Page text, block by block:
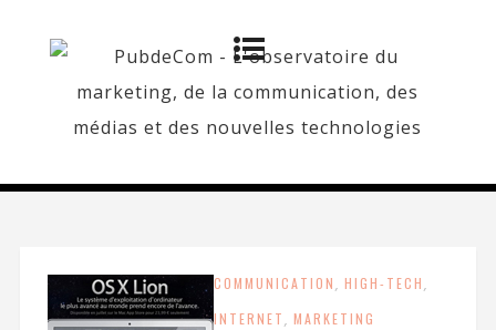
COMMUNICATION, HIGH-TECH,
INTERNET, MARKETING